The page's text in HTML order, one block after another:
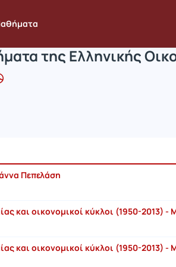
της Ελληνικής Οικονομία...
Προβλήματα της
της Ελληνικής
Πεπελάση
και οικονομικοί κύκλοι (1950-2013) -
και οικονομικοί κύκλοι (1950-2013) -